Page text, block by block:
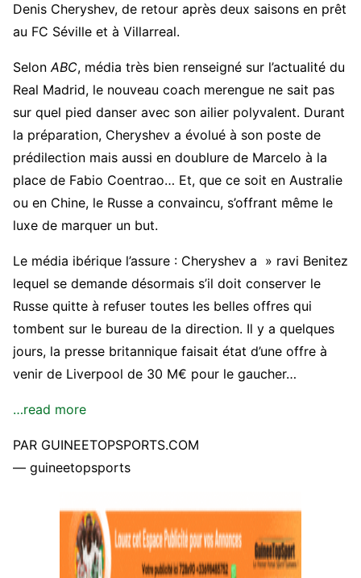
Denis Cheryshev, de retour après deux saisons en prêt
au FC Séville et à Villarreal.
SelonABC, média très bien renseigné sur l’actualité du
Real Madrid, le nouveau coach merengue ne sait pas
sur quel pied danser avec son ailier polyvalent. Durant
la préparation, Cheryshev a évolué à son poste de
prédilection mais aussi en doublure de Marcelo à la
place de Fabio Coentrao… Et, que ce soit en Australie
ou en Chine, le Russe a convaincu, s’offrant même le
luxe de marquer un but.
Le média ibérique l’assure : Cheryshev a » ravi Benitez
lequel se demande désormais s’il doit conserver le
Russe quitte à refuser toutes les belles offres qui
tombent sur le bureau de la direction. Il y a quelques
jours, la presse britannique faisait état d’une offre à
venir de Liverpool de 30 M€ pour le gaucher…
…read more
PAR GUINEETOPSPORTS.COM
— guineetopsports